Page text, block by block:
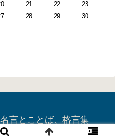
21 22
23
28 29
30
言とことば、格言集
す名言とことば、格言集.